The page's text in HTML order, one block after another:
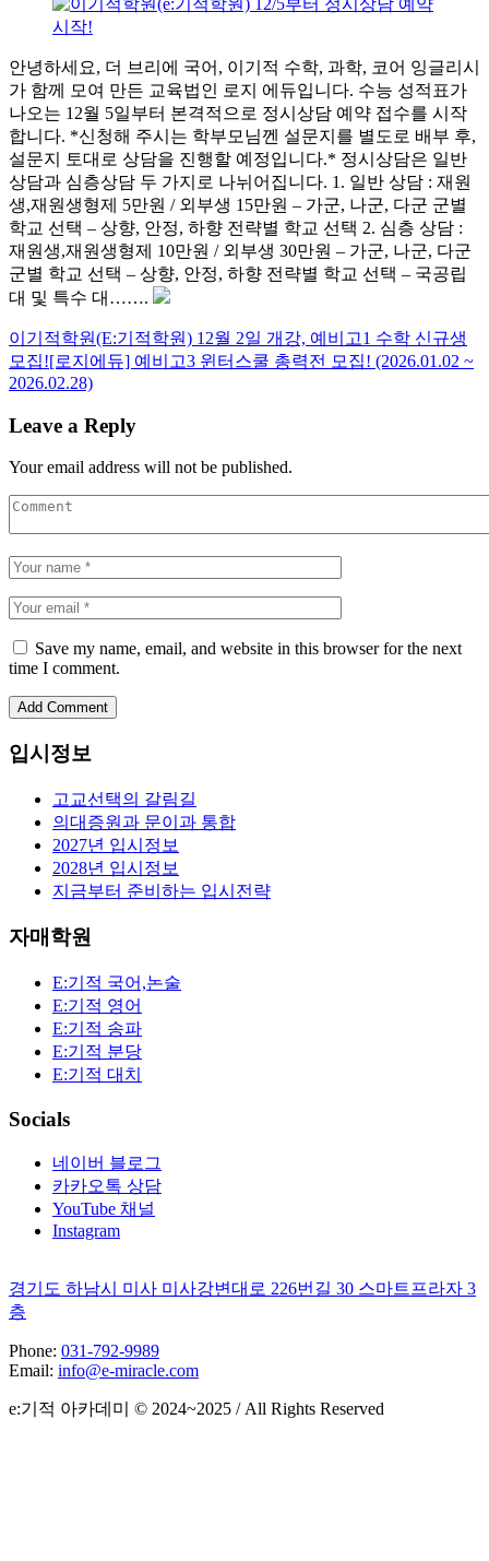
안녕하세요, 더 브리에 국어, 이기적 수학, 과학, 코어 잉글리시
가 함께 모여 만든 교육법인 로지 에듀입니다. 수능 성적표가
나오는 12월 5일부터 본격적으로 정시상담 예약 접수를 시작
합니다. *신청해 주시는 학부모님껜 설문지를 별도로 배부 후,
설문지 토대로 상담을 진행할 예정입니다.* 정시상담은 일반
상담과 심층상담 두 가지로 나뉘어집니다. 1. 일반 상담 : 재원
생,재원생형제 5만원 / 외부생 15만원 – 가군, 나군, 다군 군별
학교 선택 – 상향, 안정, 하향 전략별 학교 선택 2. 심층 상담 :
재원생,재원생형제 10만원 / 외부생 30만원 – 가군, 나군, 다군
군별 학교 선택 – 상향, 안정, 하향 전략별 학교 선택 – 국공립
대 및 특수 대…….
이기적학원(E:기적학원) 12월 2일 개강, 예비고1 수학 신규생
모집![로지에듀] 예비고3 윈터스쿨 총력전 모집! (2026.01.02 ~
2026.02.28)
Leave a Reply
Your email address will not be published.
Save my name, email, and website in this browser for the next
time I comment.
입시정보
고교선택의 갈림길
의대증원과 문이과 통합
2027년 입시정보
2028년 입시정보
지금부터 준비하는 입시전략
자매학원
E:기적 국어,논술
E:기적 영어
E:기적 송파
E:기적 분당
E:기적 대치
Socials
네이버 블로그
카카오톡 상담
YouTube 채널
Instagram
경기도 하남시 미사 미사강변대로 226번길 30 스마트프라자 3
층
Phone: 031-792-9989
Email: info@e-miracle.com
e:기적 아카데미 © 2024~2025 / All Rights Reserved